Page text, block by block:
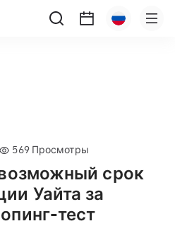
569 Просмотры
срок
Уайта за
тест